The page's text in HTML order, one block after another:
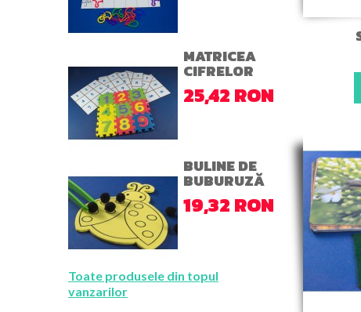
MATRICEA
CIFRELOR
25,42 RON
BULINE DE
BUBURUZĂ
19,32 RON
Toate produsele din topul
vanzarilor